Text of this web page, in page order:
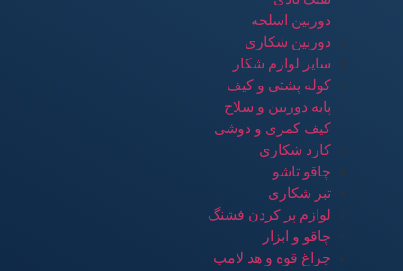
دوربین اسلحه
دوربین شکاری
سایر لوازم شکار
کوله پشتی و کیف
پایه دوربین و سلاح
کیف کمری و دوشی
کارد شکاری
چاقو تاشو
تبر شکاری
لوازم پر کردن فشنگ
چاقو و ابزار
چراغ قوه و هد لامپ